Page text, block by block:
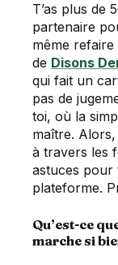
T’as plus de
partenaire
même
de Disons
qui fait un
pas de
toi, où la
maître.
à travers les
astuces pour
plateforme.
Qu’est-ce
marche si